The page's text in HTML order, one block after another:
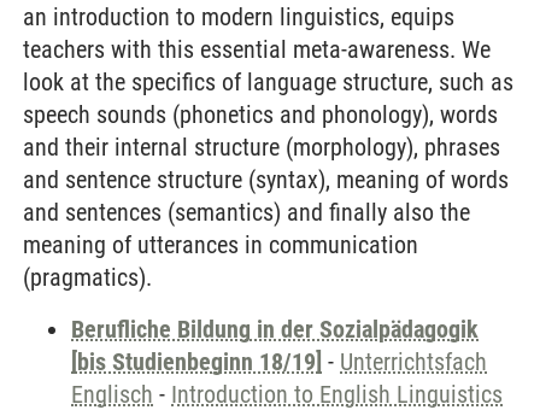
an introduction to modern linguistics, equips
teachers with this essential meta-awareness. We
look at the specifics of language structure, such as
speech sounds (phonetics and phonology), words
and their internal structure (morphology), phrases
and sentence structure (syntax), meaning of words
and sentences (semantics) and finally also the
meaning of utterances in communication
(pragmatics).
Berufliche Bildung in der Sozialpädagogik
[bis Studienbeginn 18/19] - Unterrichtsfach
Englisch - Introduction to English Linguistics